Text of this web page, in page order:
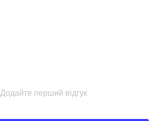
Додайте перший відгук